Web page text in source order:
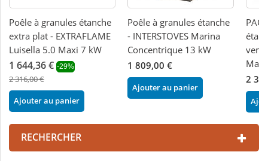
Poêle à granules étanche
extra plat - EXTRAFLAME
Luisella 5.0 Maxi 7 kW
1 644,36 € -29%
2 316,00 €
Ajouter au panier
Poêle à granules étanche
- INTERSTOVES Marina
Concentrique 13 kW
1 809,00 €
Ajouter au panier
2
RECHERCHER